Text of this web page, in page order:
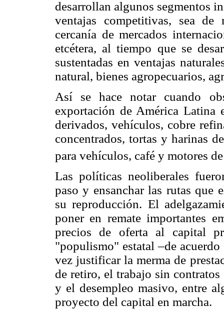
desarrollan algunos segmentos
ventajas competitivas, sea
cercanía de mercados
etcétera, al tiempo que se
sustentadas en ventajas
natural, bienes agropecuarios,
Así se hace notar cuando
exportación de América Latina
derivados, vehículos, cobre
concentrados, tortas y harinas
para vehículos, café y motores
Las políticas neoliberales
paso y ensanchar las rutas que
su reproducción. El
poner en remate importantes
precios de oferta al capital
"populismo" estatal –de
vez justificar la merma de
de retiro, el trabajo sin
y el desempleo masivo, entre
proyecto del capital en marcha.